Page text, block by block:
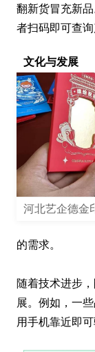
翻新货冒充新
者扫码即可查询
文化与发展
河北艺企德金
的需求。
随着技术进步
展。例如，一
用手机靠近即